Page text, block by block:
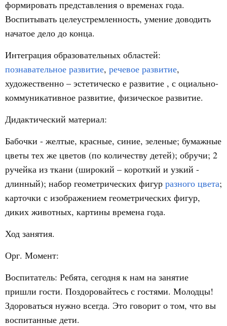
формировать представления о временах года.
Воспитывать целеустремленность, умение доводить
начатое дело до конца.
Интеграция образовательных областей:
познавательное развитие, речевое развитие,
художественно – эстетическо е развитие , с оциально-
коммуникативное развитие, физическое развитие.
Дидактический материал:
Бабочки - желтые, красные, синие, зеленые; бумажные
цветы тех же цветов (по количеству детей); обручи; 2
ручейка из ткани (широкий – короткий и узкий -
длинный); набор геометрических фигур разного цвета;
карточки с изображением геометрических фигур,
диких животных, картины времена года.
Ход занятия.
Орг. Момент:
Воспитатель: Ребята, сегодня к нам на занятие
пришли гости. Поздоровайтесь с гостями. Молодцы!
Здороваться нужно всегда. Это говорит о том, что вы
воспитанные дети.